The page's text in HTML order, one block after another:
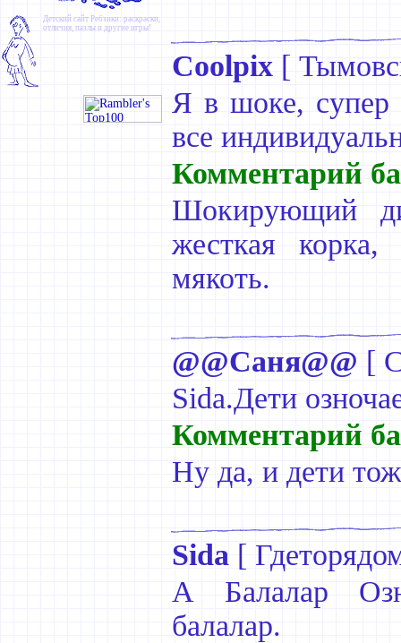
Детский сайт Ребзики: раскраски,
отличия, пазлы и другие игры!
Coolpix [
Я в шоке, супер
все
Комментарий
Шокирующий
жесткая корка,
мякоть.
@@Саня@@ [
Sida.Дети
Комментарий
Ну да, и дети
Sida [
А Балалар
балалар.